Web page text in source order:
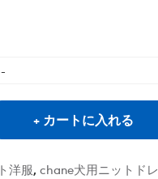
カートに入れる
洋服, chane犬用ニットド